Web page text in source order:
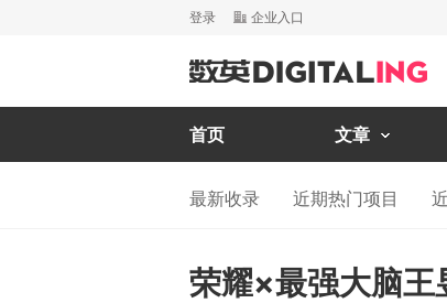
登录 企业入口
首页 文章
最新收录 近期热门项目
荣耀×最强大脑王